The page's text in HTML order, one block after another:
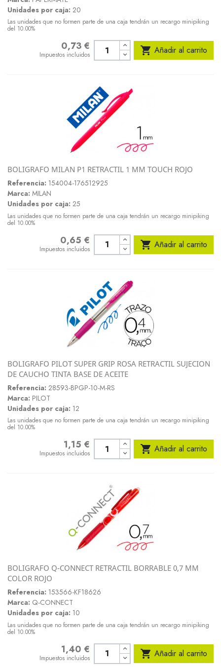
Unidades por caja: 20
Las unidades que no formen parte de una caja tendrán un recargo minipiking
del 10.00%
0,73 €
Impuestos incluidos  Añadir al carrito
BOLIGRAFO MILAN P1 RETRACTIL 1 MM TOUCH ROJO
Referencia: 154004-176512925
Marca: MILAN
Unidades por caja: 25
Las unidades que no formen parte de una caja tendrán un recargo minipiking
del 10.00%
0,65 €
Impuestos incluidos  Añadir al carrito
BOLIGRAFO PILOT SUPER GRIP ROSA RETRACTIL SUJECION
DE CAUCHO TINTA BASE DE ACEITE
Referencia: 28593-BPGP-10-M-RS
Marca: PILOT
Unidades por caja: 12
Las unidades que no formen parte de una caja tendrán un recargo minipiking
del 10.00%
1,15 €
Impuestos incluidos  Añadir al carrito
BOLIGRAFO Q-CONNECT RETRACTIL BORRABLE 0,7 MM
COLOR ROJO
Referencia: 153566-KF18626
Marca: Q-CONNECT
Unidades por caja: 10
Las unidades que no formen parte de una caja tendrán un recargo minipiking
del 10.00%
1,40 €
Impuestos incluidos  Añadir al carrito